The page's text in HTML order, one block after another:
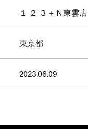
１ ２ ３＋Ｎ東雲店
東京都
2023.06.09